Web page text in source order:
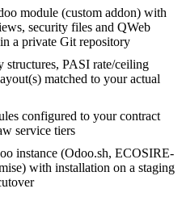
module (custom addon) with
security files and QWeb
a private Git repository
structures, PASI rate/ceiling
matched to your actual
configured to your contract
service tiers
instance (Odoo.sh, ECOSIRE-
with installation on a staging